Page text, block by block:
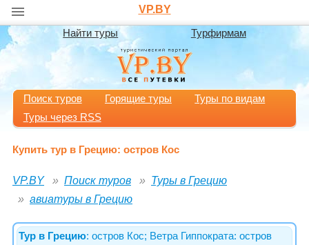
VP.BY
Найти туры Турфирмам
Поиск туров Горящие туры
Туры по видам
Туры через RSS
Купить тур в Грецию: остров Кос
VP.BY Поиск туров
Туры в Грецию
авиатуры в Грецию
Тур в Грецию: остров Кос; Ветра Гиппократа: остров